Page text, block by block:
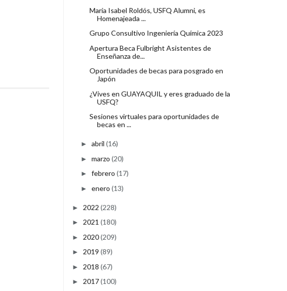
María Isabel Roldós, USFQ Alumni, es
Homenajeada ...
Grupo Consultivo Ingeniería Química 2023
Apertura Beca Fulbright Asistentes de
Enseñanza de...
Oportunidades de becas para posgrado en
Japón
¿Vives en GUAYAQUIL y eres graduado de la
USFQ?
Sesiones virtuales para oportunidades de
becas en ...
► abril (16)
► marzo (20)
► febrero (17)
► enero (13)
► 2022 (228)
► 2021 (180)
► 2020(209)
► 2019 (89)
► 2018 (67)
► 2017(100)